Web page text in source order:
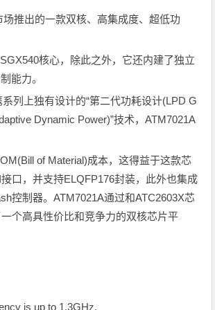
推出的一款双核、高集成度、超低功
核心，除此之外，它还内建了独立
能力。
列上独有设计的“第二代功耗设计(LPD G
Dynamic Power)”技术，ATM7021A
of Material)成本，这得益于这款芯
口，并支持ELQFP176封装，此外也集成
控制器。ATM7021A通过和ATC2603X芯
个高具性价比和竞争力的双核芯片平
is up to 1.3GHz.